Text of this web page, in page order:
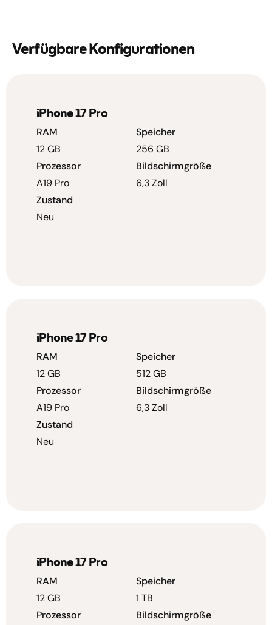
Verfügbare Konfigurationen
iPhone 17 Pro
RAM
12 GB
Speicher
256 GB
Prozessor
A19 Pro
Bildschirmgröße
6,3 Zoll
Zustand
Neu
iPhone 17 Pro
RAM
12 GB
Speicher
512 GB
Prozessor
A19 Pro
Bildschirmgröße
6,3 Zoll
Zustand
Neu
iPhone 17 Pro
RAM
12 GB
Speicher
1 TB
Prozessor
Bildschirmgröße